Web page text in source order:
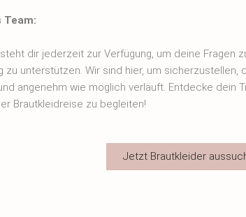
Team:
dir jederzeit zur Verfügung, um deine Fragen
zu unterstützen. Wir sind hier, um sicherzustellen,
angenehm wie möglich verläuft. Entdecke dein
Brautkleidreise zu begleiten!
Jetzt Brautkleider